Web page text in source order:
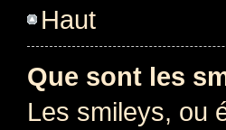
Haut
Que sont les
Les smileys, ou